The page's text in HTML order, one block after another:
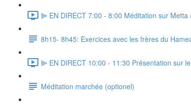
⫸ EN DIRECT 7:00 - 8:00 Méditation sur Metta
8h15- 8h45: Exercices avec les frères du
⫸ EN DIRECT 10:00 - 11:30 Présentation sur
Méditation marchée (optionel)